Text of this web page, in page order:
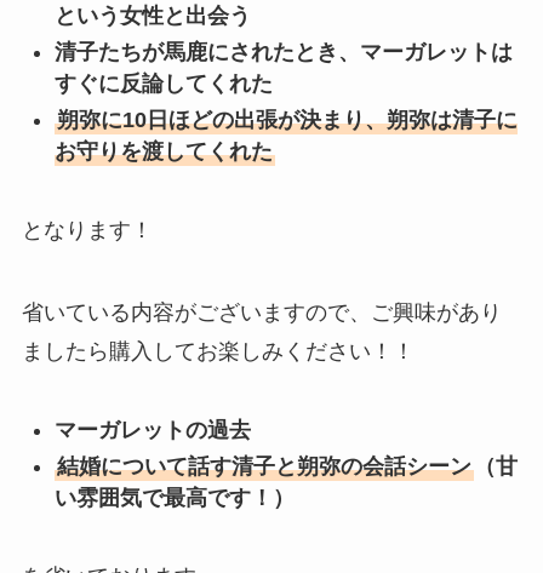
という女性と出会う
清子たちが馬鹿にされたとき、マーガレットは
すぐに反論してくれた
朔弥に10日ほどの出張が決まり、朔弥は清子に
お守りを渡してくれた
となります！
省いている内容がございますので、ご興味があり
ましたら購入してお楽しみください！！
マーガレットの過去
結婚について話す清子と朔弥の会話シーン（甘
い雰囲気で最高です！）